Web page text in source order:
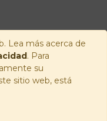
Lea más acerca de
. Para
su
sitio web, está
S.L.